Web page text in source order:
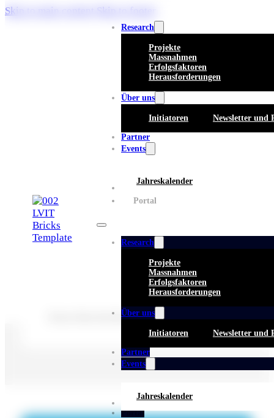
Skip to main content
Research
Projekte
Massnahmen
Erfolgsfaktoren
Herausforderungen
Über uns
Initiatoren Newsletter und
Partner
Events
Jahreskalender
Whitepaper
Portal
Research
Projekte
Massnahmen
Erfolgsfaktoren
Herausforderungen
Über uns
Initiatoren Newsletter und
Partner
Events
Jahreskalender
Whitepaper
Portal
Keine Beschreibung für diese Taxonomie gefunden.